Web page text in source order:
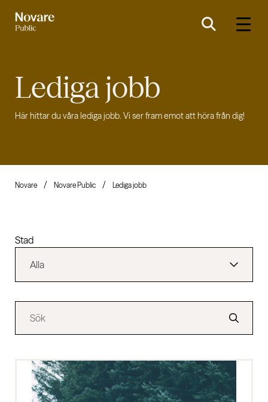
Lediga jobb
Här hittar du våra lediga jobb. Vi ser fram emot att höra från dig!
Novare Novare Public Lediga jobb
Stad